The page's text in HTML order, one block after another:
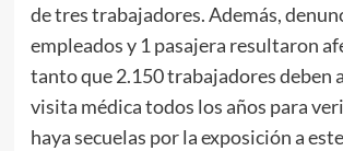
de tres trabajadores. Además,
empleados y 1 pasajera resultaron
tanto que 2.150 trabajadores deben
visita médica todos los años para
haya secuelas por la exposición a